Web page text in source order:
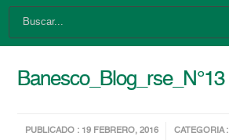
Banesco_Blog_rse_N°13
PUBLICADO : 19 FEBRERO, 2016 CATEGORIA :